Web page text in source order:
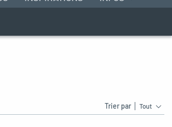
Trier par Tout